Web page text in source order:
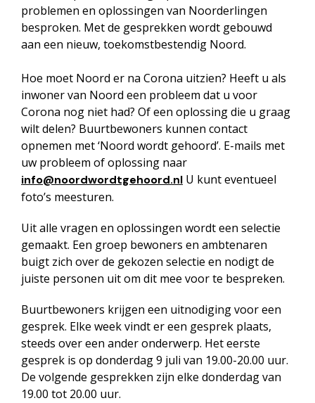
problemen en oplossingen van Noorderlingen
besproken. Met de gesprekken wordt gebouwd
aan een nieuw, toekomstbestendig Noord.
Hoe moet Noord er na Corona uitzien? Heeft u als
inwoner van Noord een probleem dat u voor
Corona nog niet had? Of een oplossing die u graag
wilt delen? Buurtbewoners kunnen contact
opnemen met ‘Noord wordt gehoord’. E-mails met
uw probleem of oplossing naar
info@noordwordtgehoord.nl U kunt eventueel
foto’s meesturen.
Uit alle vragen en oplossingen wordt een selectie
gemaakt. Een groep bewoners en ambtenaren
buigt zich over de gekozen selectie en nodigt de
juiste personen uit om dit mee voor te bespreken.
Buurtbewoners krijgen een uitnodiging voor een
gesprek. Elke week vindt er een gesprek plaats,
steeds over een ander onderwerp. Het eerste
gesprek is op donderdag 9 juli van 19.00-20.00 uur.
De volgende gesprekken zijn elke donderdag van
19.00 tot 20.00 uur.